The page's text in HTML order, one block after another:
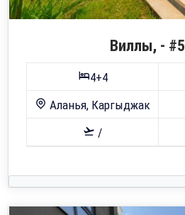
Виллы, -
4+4
Аланья, Каргыджак
/